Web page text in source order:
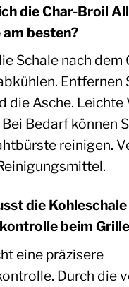
die Char-Broil
besten?
Schale nach dem
Entfernen
die Asche. Leichte
Bedarf können
reinigen.
die
beim
eine präzisere
Durch die